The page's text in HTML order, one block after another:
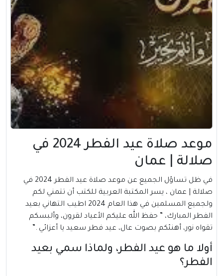
موعد صلاة عيد الفطر 2024 في
صلالة | عمان
في ظل تساؤل الجميع عن موعد صلاة عيد الفطر 2024 في
صلالة | عمان ، يسر المكتبة العربية للكتب أن تتمني لكم
ولجميع المسلمين في هذا العام 2024 اطيب التهاني بعيد
الفطر المبارك، ” حفظ الله عليكم الأعياد لقرون، وألبسكم
تقواه نور، أهنئكم بصوت عال، عيد فطر سعيد يا أعزائي .”
أولا ما هو عيد الفطر، ولماذا سمي بعيد
الفطر؟